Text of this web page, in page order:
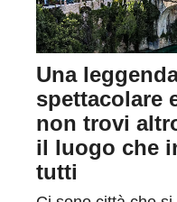
Una
spettacolare
non trovi
il luogo che
tutti